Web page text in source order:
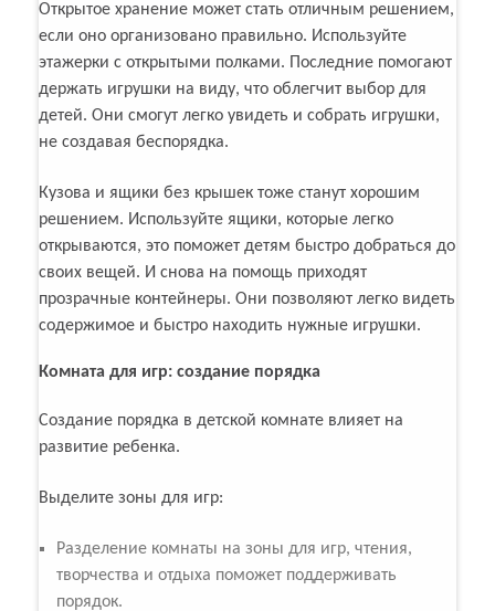
Открытое хранение может стать отличным решением,
если оно организовано правильно. Используйте
этажерки с открытыми полками. Последние помогают
держать игрушки на виду, что облегчит выбор для
детей. Они смогут легко увидеть и собрать игрушки,
не создавая беспорядка.
Кузова и ящики без крышек тоже станут хорошим
решением. Используйте ящики, которые легко
открываются, это поможет детям быстро добраться до
своих вещей. И снова на помощь приходят
прозрачные контейнеры. Они позволяют легко видеть
содержимое и быстро находить нужные игрушки.
Комната для игр: создание порядка
Создание порядка в детской комнате влияет на
развитие ребенка.
Выделите зоны для игр:
Разделение комнаты на зоны для игр, чтения,
творчества и отдыха поможет поддерживать
порядок.